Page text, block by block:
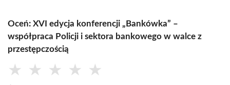
Oceń: XVI edycja konferencji „Bankówka” –
współpraca Policji i sektora bankowego w walce z
przestępczością
★ ★ ★ ★ ★